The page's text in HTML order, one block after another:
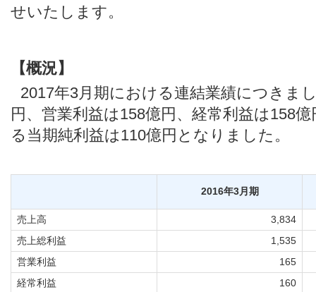
せいたします。
【概況】
2017年3月期における連結業績につきま
円、営業利益は158億円、経常利益は158
る当期純利益は110億円となりました。
2016年3月期
売上高
3,834
売上総利益
1,535
営業利益
165
経常利益
160